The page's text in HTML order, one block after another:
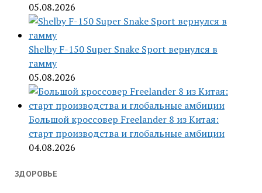
05.08.2026
Shelby F-150 Super Snake Sport вернулся в
гамму
05.08.2026
Большой кроссовер Freelander 8 из Китая:
старт производства и глобальные амбиции
04.08.2026
ЗДОРОВЬЕ